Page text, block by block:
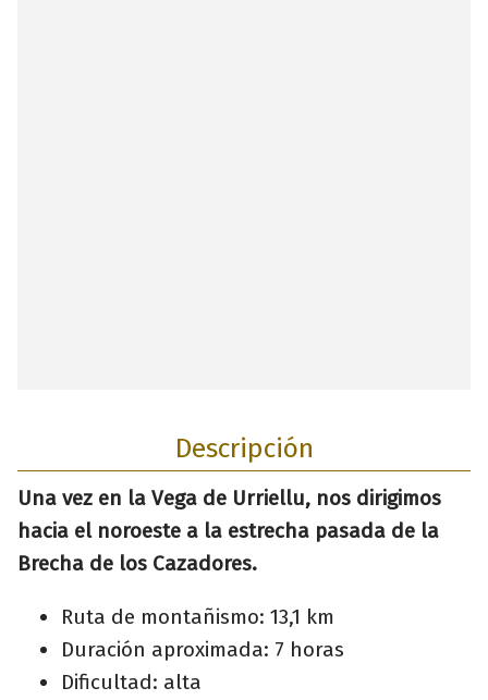
Descripción
Una vez en la Vega de Urriellu, nos dirigimos
hacia el noroeste a la estrecha pasada de la
Brecha de los Cazadores.
Ruta de montañismo: 13,1 km
Duración aproximada: 7 horas
Dificultad: alta